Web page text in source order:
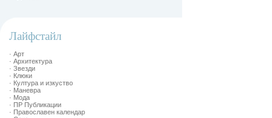
Лайфстайл
· Арт
· Архитектура
· Звезди
· Клюки
· Култура и изкуство
· Маневра
· Мода
· ПР Публикации
· Православен календар